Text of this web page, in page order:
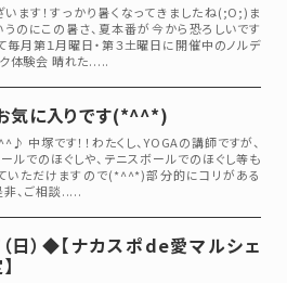
います！すっかり暑くなってきましたね(;O;)ま
うのにこの暑さ、夏本番が今から恐ろしいです
毎月第１月曜日・第３土曜日に開催中のノルデ
体験会 晴れた.....
気に入りです(*^^*)
中塚です！！わたくし、YOGAの講師ですが、
ルでのほぐしや、テニスボールでのほぐし等も
いただけますので(*^^*)部分的にコリがある
非、ご相談.....
日）◆【ナカスポde愛マルシェ